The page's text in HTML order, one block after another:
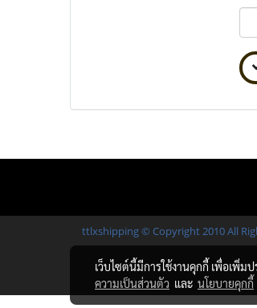
ttlxshipping © Copyright 2010 All
เว็บไซต์นี้มีการใช้งานคุกกี้ เพื่อเพิ่
ความเป็นส่วนตัว และ นโยบายคุกกี้